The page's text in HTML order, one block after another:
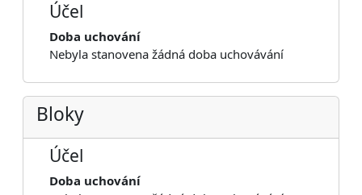
Účel
Doba uchování
Nebyla stanovena žádná doba uchovávání
Bloky
Účel
Doba uchování